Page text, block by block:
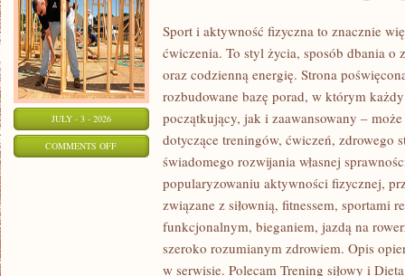
JULY - 3 - 2026
COMMENTS OFFON
Sport i aktywność fizyczna to znacznie
ćwiczenia. To styl życia, sposób dbania o
oraz codzienną energię. Strona
rozbudowane bazę porad, w którym
początkujący, jak i zaawansowany –
dotyczące treningów, ćwiczeń, zdrowego
świadomego rozwijania własnej
popularyzowaniu aktywności fizycznej,
związane z siłownią, fitnessem, sportami
funkcjonalnym, bieganiem, jazdą na
szeroko rozumianym zdrowiem. Opis
w serwisie. Polecam Trening siłowy i